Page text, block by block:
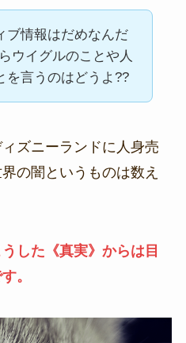
ブ情報はだめなんだ
ウイグルのことや人
を言うのはどうよ??
ズニーランドに人身売
の闇というものは数え
した《真実》からは目
。